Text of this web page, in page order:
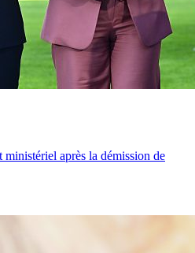
après la démission de